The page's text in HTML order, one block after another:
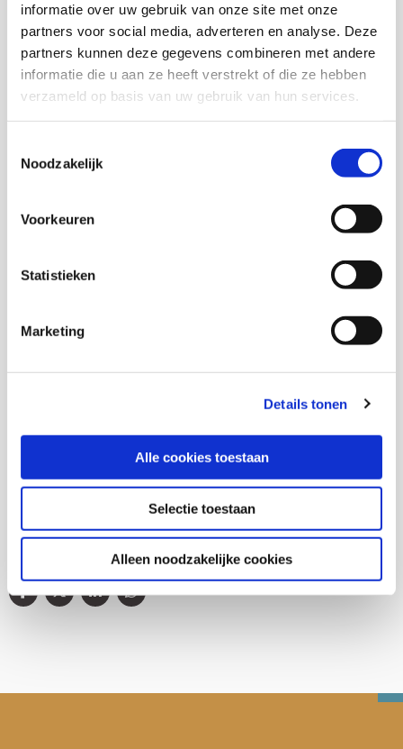
informatie over uw gebruik van onze site met onze
partners voor social media, adverteren en analyse. Deze
partners kunnen deze gegevens combineren met andere
informatie die u aan ze heeft verstrekt of die ze hebben
verzameld op basis van uw gebruik van hun services.
Noodzakelijk
Voorkeuren
Statistieken
Marketing
Details tonen
Alle cookies toestaan
Selectie toestaan
Alleen noodzakelijke cookies
Marjolijn Distelbrink
Senior onderzoeker
Trees Pels
Huiselijk geweld en kindermishandeling
Jeugd en opvoeding
Deel deze publicatie op: